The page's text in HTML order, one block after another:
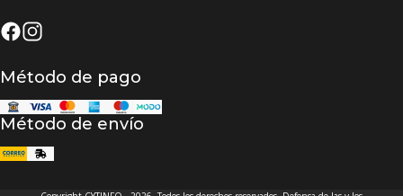
Método de pago
Método de envío